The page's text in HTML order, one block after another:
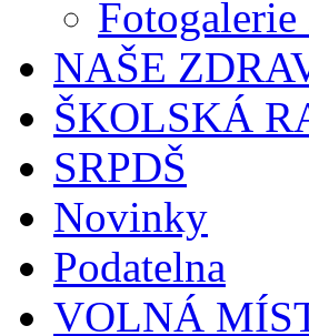
NAŠE
ŠKOLSKÁ
SRPDŠ
Novinky
Podatelna
VOLNÁ